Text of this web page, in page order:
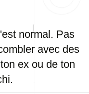
normal. Pas
avec des
ex ou de ton